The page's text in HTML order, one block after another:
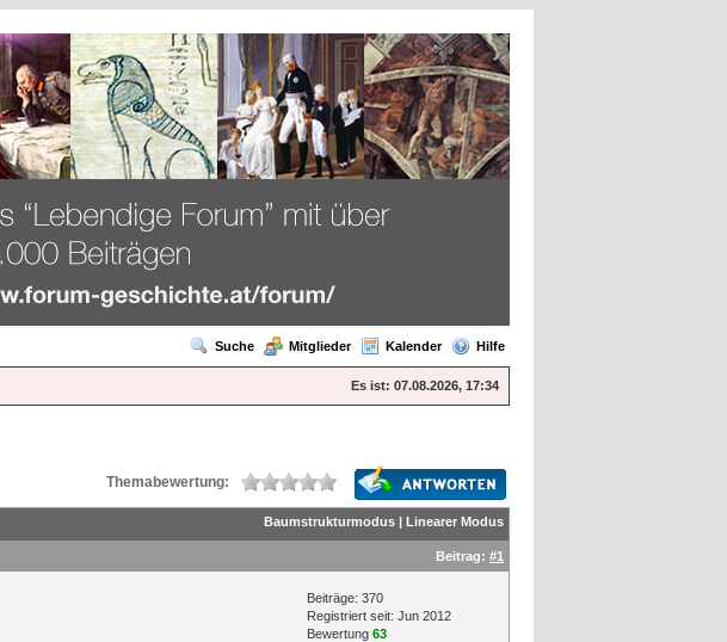
Suche Mitglieder Kalender Hilfe
Es ist: 07.08.2026, 17:34
Themabewertung:
Baumstrukturmodus | Linearer Modus
Beitrag: #1
Beiträge: 370
Registriert seit: Jun 2012
Bewertung 63